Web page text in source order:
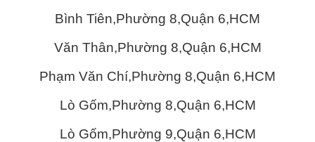
Bình Tiên,Phường 8,Quận 6,HCM
Văn Thân,Phường 8,Quận 6,HCM
Phạm Văn Chí,Phường 8,Quận 6,HCM
Lò Gốm,Phường 8,Quận 6,HCM
Lò Gốm,Phường 9,Quận 6,HCM